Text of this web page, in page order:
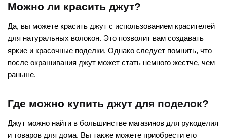
Можно ли красить джут?
Да, вы можете красить джут с использованием красителей
для натуральных волокон. Это позволит вам создавать
яркие и красочные поделки. Однако следует помнить, что
после окрашивания джут может стать немного жестче, чем
раньше.
Где можно купить джут для поделок?
Джут можно найти в большинстве магазинов для рукоделия
и товаров для дома. Вы также можете приобрести его